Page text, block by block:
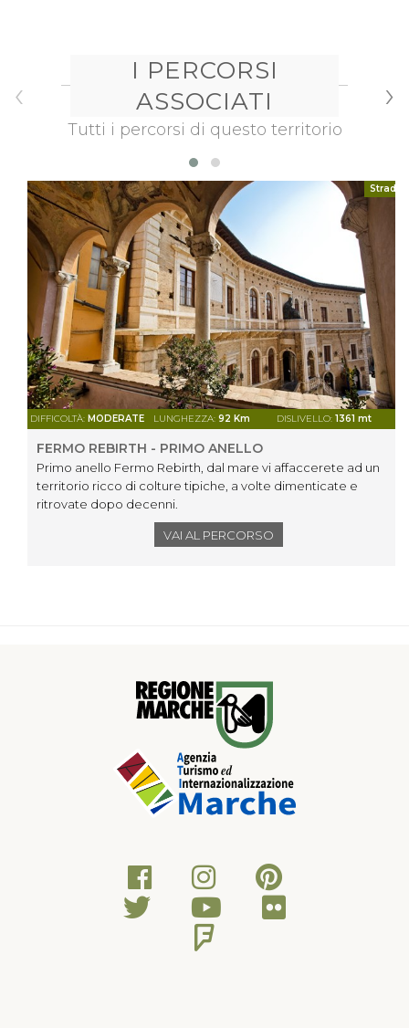
Piscina Coperta, Estintori, Pensione Completa a
Persona, Asciugacapelli, Piscina Scoperta con
Idromassaggio, Mezza Pensione a Persona, Accesso
ad Internet, Supplemento letto Aggiunto,
Somministrazione alimenti, Camera con balcone,
Spagnolo, Parco e Giardino, Caffe, Connessione
Internet, Parcheggio non Custodito, Phon, Attrezzi
Pronto Soccorso, Aria condizionata,
I PERCORSI
ASSOCIATI
Tutti i percorsi di questo territorio
Strada
DIFFICOLTÀ: MODERATE LUNGHEZZA: 92 Km DISLIVELLO: 1361 mt
FERMO REBIRTH - PRIMO ANELLO
Primo anello Fermo Rebirth, dal mare vi affaccerete ad un
territorio ricco di colture tipiche, a volte dimenticate e
ritrovate dopo decenni.
VAI AL PERCORSO
‹ ›